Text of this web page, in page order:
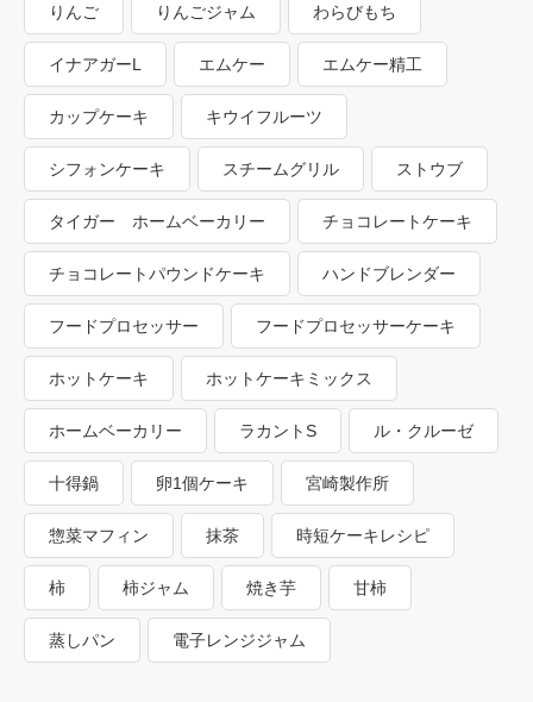
りんご りんごジャム わらびもち
イナアガーL エムケー エムケー精工
カップケーキ キウイフルーツ
シフォンケーキ スチームグリル ストウブ
タイガー ホームベーカリー チョコレートケーキ
チョコレートパウンドケーキ ハンドブレンダー
フードプロセッサー フードプロセッサーケーキ
ホットケーキ ホットケーキミックス
ホームベーカリー ラカントS ル・クルーゼ
十得鍋 卵1個ケーキ 宮崎製作所
惣菜マフィン 抹茶 時短ケーキレシピ
柿 柿ジャム 焼き芋 甘柿
蒸しパン 電子レンジジャム